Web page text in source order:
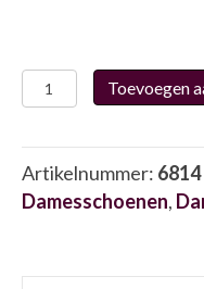
Helioform
253.060.04
aantal
Toevoegen
Artikelnummer: 6814
Damesschoenen,